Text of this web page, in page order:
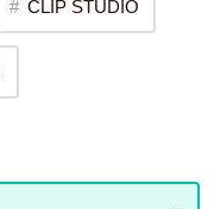
CLIP STUDIO